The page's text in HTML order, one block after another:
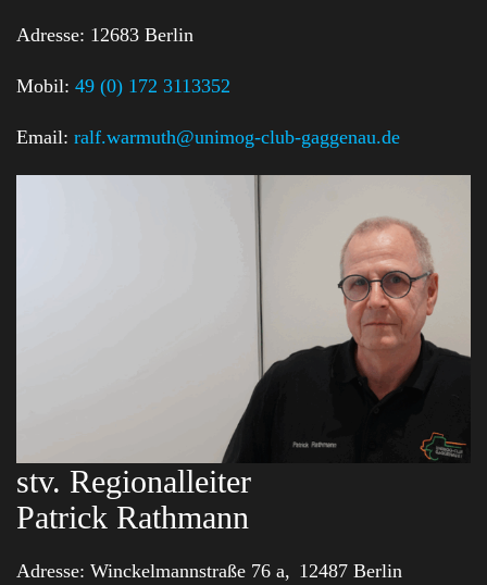
Adresse: 12683 Berlin
Mobil: 49 (0) 172 3113352
Email: ralf.warmuth@unimog-club-gaggenau.de
stv. Regionalleiter
Patrick Rathmann
Adresse: Winckelmannstraße 76 a, 12487 Berlin